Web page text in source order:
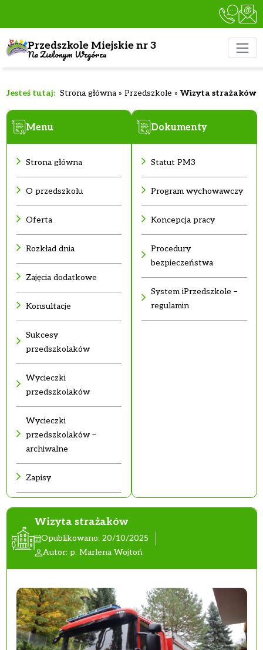
Przedszkole Miejskie nr 3
Na Zielonym Wzgórzu
Strona główna» Przedszkole » Wizyta strażaków
Wizyta strażaków
Opublikowano: 20/10/2025
Autor: p. Marlena Wojtoń
Menu
Strona główna
O przedszkolu
Oferta
Rozkład dnia
Zajęcia dodatkowe
Konsultacje
Sukcesy
przedszkolaków
Wycieczki
przedszkolaków
Wycieczki
przedszkolaków –
archiwalne
Zapisy
Dokumenty
Statut PM3
Program wychowawczy
Koncepcja pracy
Procedury
bezpieczeństwa
System iPrzedszkole –
regulamin